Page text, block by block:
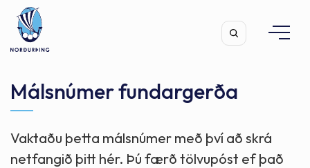
Leita
Málsnúmer fundargerða
Vaktaðu þetta málsnúmer með því að skrá
netfangið þitt hér. Þú færð tölvupóst ef það